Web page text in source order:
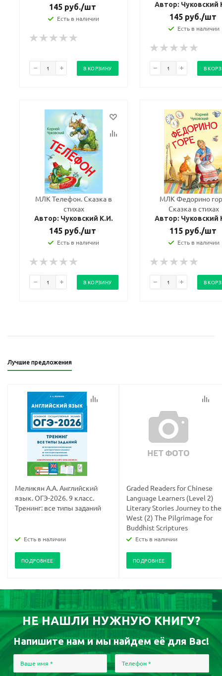
145 руб./шт
Есть в наличии
В КОРЗИНУ
Автор: Чуковский
145руб./шт
Есть в наличии
В
МЛК Телефон. Сказка в
стихах
Автор: Чуковский К.И.
145 руб./шт
Есть в наличии
В КОРЗИНУ
МЛК Федорино
Сказка в стихах
Автор: Чуковский
115руб./шт
Есть в наличии
В
Лучшие предложения
Меликян А.А. Английский
язык. ОГЭ-2026. 9 класс.
Тренинг: все типы заданий
Есть в наличии
ПОДРОБНЕЕ
Graded Readers for Chinese
Language Learners (Level 2)
Literary Stories Journey to the
West (2) The Pilgrimage for
Buddhist Scriptures
Есть в наличии
ПОДРОБНЕЕ
НЕ НАШЛИ НУЖНУЮ КНИГУ?
Напишите нам и мы найдем её для Вас!
Ваше имя * Телефон *